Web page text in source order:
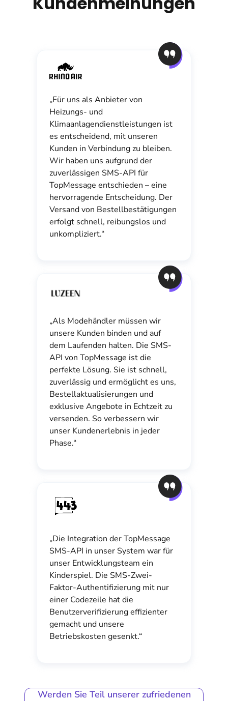
„Für uns als Anbieter von
Heizungs- und
Klimaanlagendienstleistungen ist
es entscheidend, mit unseren
Kunden in Verbindung zu bleiben.
Wir haben uns aufgrund der
zuverlässigen SMS-API für
TopMessage entschieden – eine
hervorragende Entscheidung. Der
Versand von Bestellbestätigungen
erfolgt schnell, reibungslos und
unkompliziert.“
„Als Modehändler müssen wir
unsere Kunden binden und auf
dem Laufenden halten. Die SMS-
API von TopMessage ist die
perfekte Lösung. Sie ist schnell,
zuverlässig und ermöglicht es uns,
Bestellaktualisierungen und
exklusive Angebote in Echtzeit zu
versenden. So verbessern wir
unser Kundenerlebnis in jeder
Phase.“
„Die Integration der TopMessage
SMS-API in unser System war für
unser Entwicklungsteam ein
Kinderspiel. Die SMS-Zwei-
Faktor-Authentifizierung mit nur
einer Codezeile hat die
Benutzerverifizierung effizienter
gemacht und unsere
Betriebskosten gesenkt.“
Werden Sie Teil unserer zufriedenen